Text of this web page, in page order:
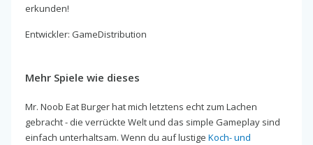
erkunden!
Entwickler: GameDistribution
Mehr Spiele wie dieses
Mr. Noob Eat Burger hat mich letztens echt zum Lachen
gebracht - die verrückte Welt und das simple Gameplay sind
einfach unterhaltsam. Wenn du auf lustige Koch- und